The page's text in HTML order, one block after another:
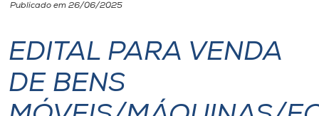
Unoesc
Internacionalização
I.nova
Publicado em 26/06/2025
EDITAL PARA VENDA
DE BENS